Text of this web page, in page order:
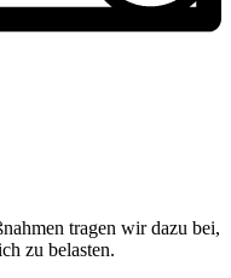
tragen wir dazu bei,
zu belasten.